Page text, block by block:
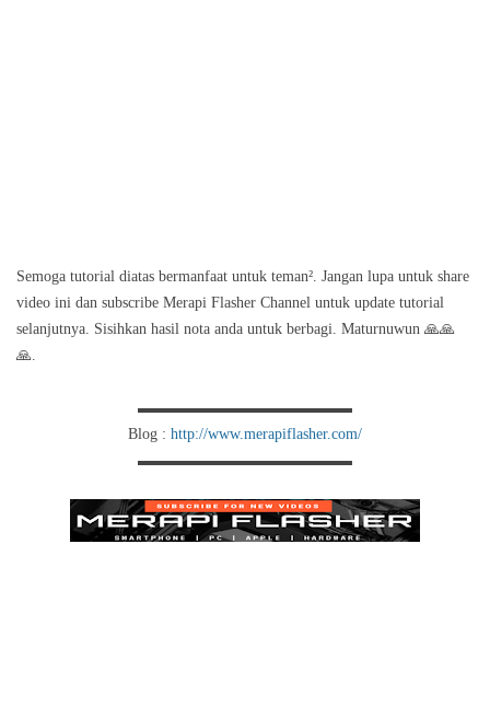
Semoga tutorial diatas bermanfaat untuk teman². Jangan lupa untuk share
video ini dan subscribe Merapi Flasher Channel untuk update tutorial
selanjutnya. Sisihkan hasil nota anda untuk berbagi. Maturnuwun 🙏🙏
🙏.
▬▬▬▬▬▬▬▬▬▬▬▬▬▬
Blog : http://www.merapiflasher.com/
▬▬▬▬▬▬▬▬▬▬▬▬▬▬